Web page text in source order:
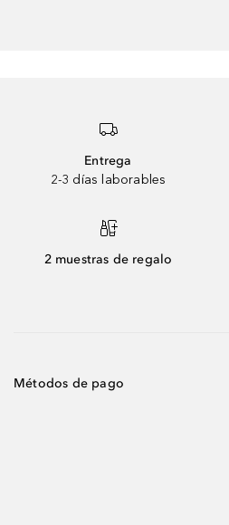
Entrega
2-3 días laborables
2 muestras de regalo
Métodos de pago